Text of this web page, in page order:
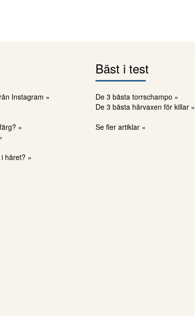
Instagram »
»
håret? »
Bäst i test
De 3 bästa torrschampo »
De 3 bästa hårvaxen för killar »
Se fler artiklar »